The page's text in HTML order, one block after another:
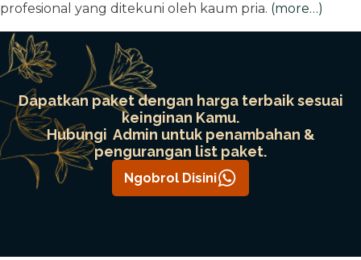
profesional yang ditekuni oleh kaum pria. (more…)
Dapatkan paket dengan harga terbaik sesuai
keinginan Kamu.
Hubungi Admin untuk penambahan &
pengurangan list paket.
Ngobrol Disini